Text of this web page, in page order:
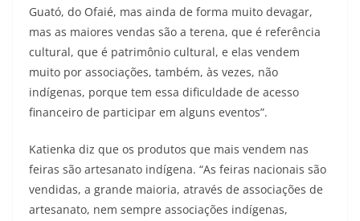
Guató, do Ofaié, mas ainda de forma muito devagar,
mas as maiores vendas são a terena, que é referência
cultural, que é patrimônio cultural, e elas vendem
muito por associações, também, às vezes, não
indígenas, porque tem essa dificuldade de acesso
financeiro de participar em alguns eventos”.
Katienka diz que os produtos que mais vendem nas
feiras são artesanato indígena. “As feiras nacionais são
vendidas, a grande maioria, através de associações de
artesanato, nem sempre associações indígenas,